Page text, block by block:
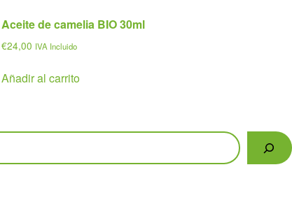
Aceite de camelia BIO 30ml
€24,00 IVA Incluido
Añadir al carrito